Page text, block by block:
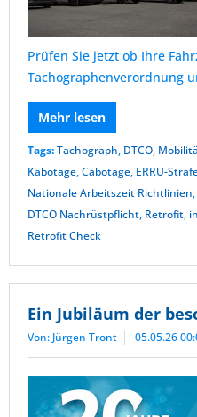
Prüfen Sie jetzt ob Ihre
Tachographenverordnung
Mehr lesen
Tags:Tachograph, DTCO,
Kabotage,Cabotage, ERRU-
Nationale Arbeitszeit Richtlinien,
DTCO Nachrüstpflicht, Retrofit,
Retrofit Check
Ein Jubiläum der
Von: Jürgen Tront 05.05.26